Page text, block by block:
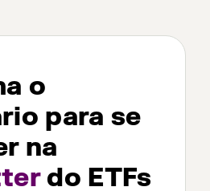
o
para se
na
do ETFs